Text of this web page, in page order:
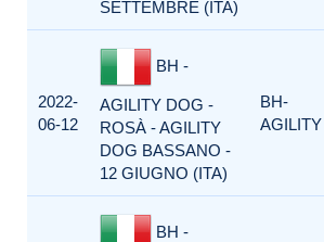
SETTEMBRE (ITA)
2022-
06-12
BH -
AGILITY DOG -
ROSÀ - AGILITY
DOG BASSANO -
12 GIUGNO (ITA)
BH-
AGILITY
BH -